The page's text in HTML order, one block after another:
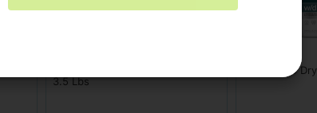
3.5 Lbs
Hills F W/D Dry